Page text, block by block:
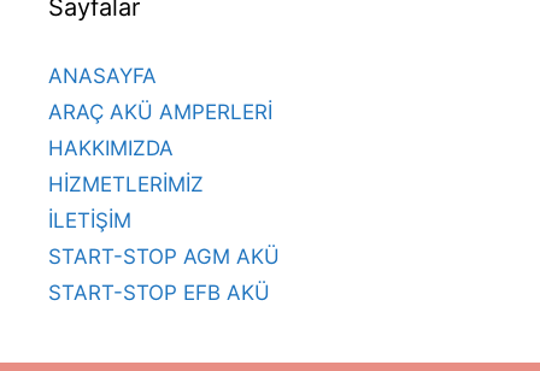
Sayfalar
ANASAYFA
ARAÇ AKÜ AMPERLERİ
HAKKIMIZDA
HİZMETLERİMİZ
İLETİŞİM
START-STOP AGM AKÜ
START-STOP EFB AKÜ